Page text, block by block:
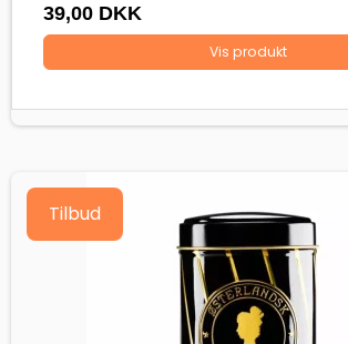
39,00 DKK
Vis produkt
Tilbud